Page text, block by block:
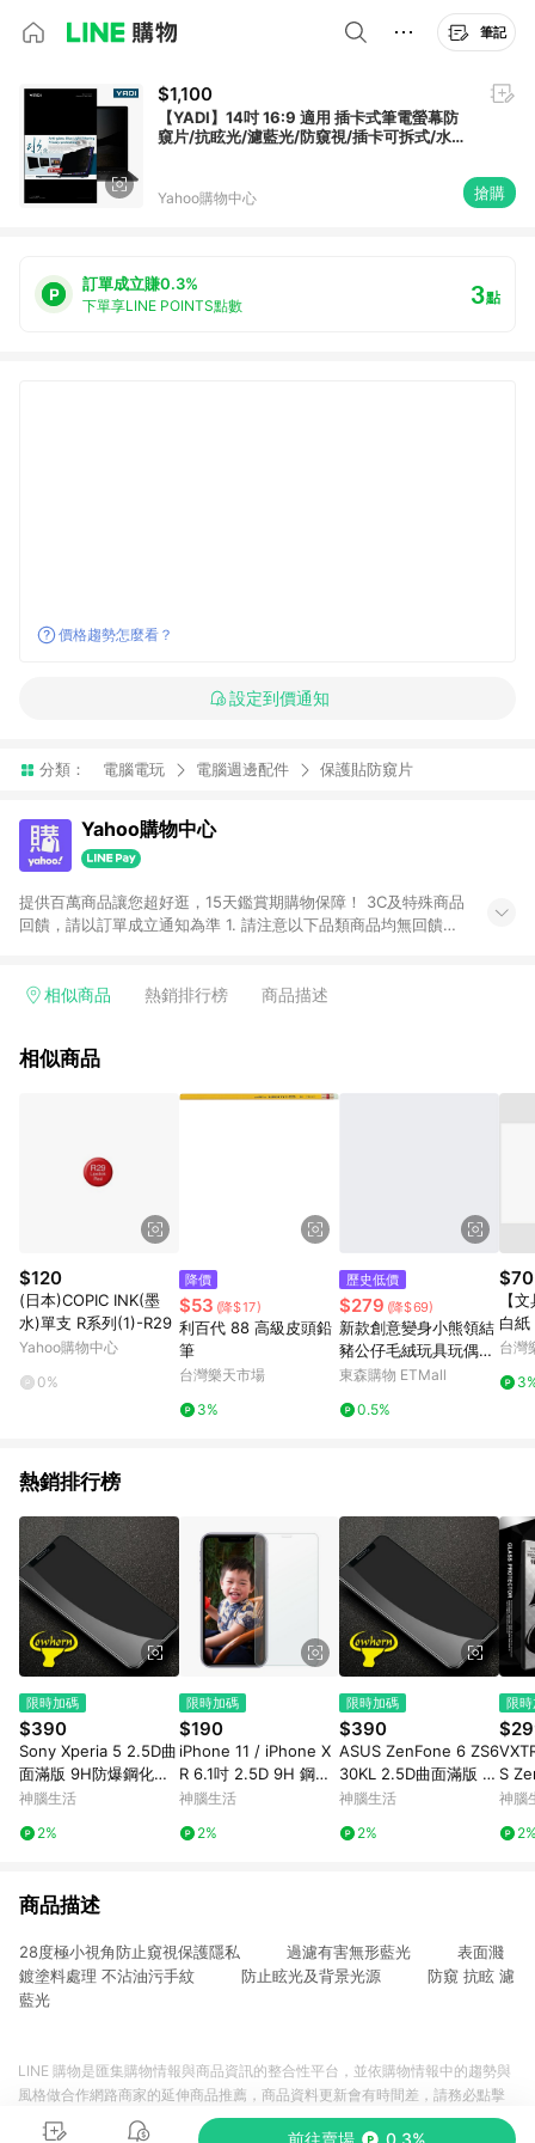
筆記
$1,100
【YADI】14吋 16:9 適用 插卡式筆電螢幕防
窺片/抗眩光/濾藍光/防窺視/插卡可拆式/水之
Yahoo購物中心 搶購
訂單成立賺0.3%
下單享LINE POINTS點數 3點
價格趨勢怎麼看？
設定到價通知
分類： 電腦電玩 電腦週邊配件 保護貼防窺片
Yahoo購物中心
提供百萬商品讓您超好逛，15天鑑賞期購物保障！ 3C及特殊商品
回饋，請以訂單成立通知為準 1. 請注意以下品類商品均無回饋：
電玩/遊戲/相機/單眼/鏡頭/拍立得 [2024/6/1起適用] -內接硬
的購回饋活動享Yahoo超贈點回饋者 - 購物中心商店之商品：商
3. 訂單回饋金額將扣除運費/購物金/超贈點/福利金/紅利折抵/折
相關認定以Yahoo購物中心之認定為準
相似商品 熱銷排行榜 商品描述
相似商品
$120
(日本)COPIC INK(墨
水)單支 R系列(1)-R29
Yahoo購物中心
0%
降價
$53 (降$17)
利百代 88 高級皮頭鉛
筆
台灣樂天市場
3%
歷史低價
$279 (降$69)
新款創意變身小熊領結
豬公仔毛絨玩具玩偶抓
機娃娃送女生兒童禮物
東森購物 ETMall
0.5%
$70
【
白紙
【
點)
台灣
熱銷排行榜
限時加碼
$390
Sony Xperia 5 2.5D曲
面滿版 9H防爆鋼化玻
璃保護貼 (黑色)
神腦生活
2%
限時加碼
$190
iPhone 11 / iPhone X
R 6.1吋 2.5D 9H 鋼化
玻璃保護貼
神腦生活
2%
限時加碼
$390
ASUS ZenFone 6 ZS6
30KL 2.5D曲面滿版 9
H防爆鋼化玻璃保護貼
神腦生活
2%
限
S
(黑)
神腦
商品描述
28度極小視角防止窺視保護隱私 過濾有害無形藍光 表面濺
鍍塗料處理 不沾油污手紋 防止眩光及背景光源 防窺 抗眩 濾
藍光
前往賣場 0.3%
LINE 購物是匯集購物情報與商品資訊的整合性平台，並依購物情報中的趨勢與
風格做合作網路商家的延伸商品推薦，商品資料更新會有時間差，請務必點擊
商品至各合作網路商家，確認現售價與購物條件，一切資訊以合作廠商網頁為